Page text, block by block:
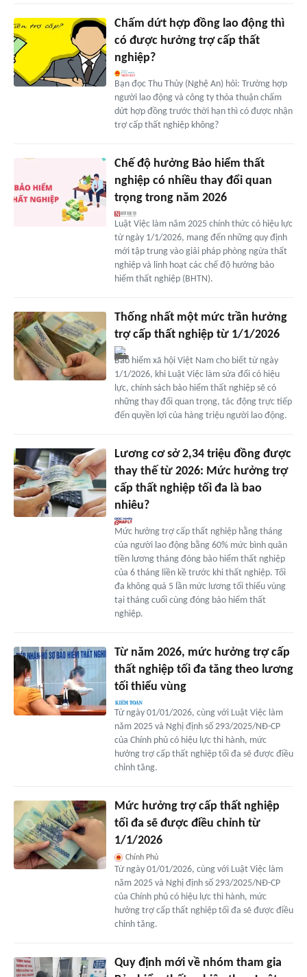
Chấm dứt hợp đồng lao động thì
có được hưởng trợ cấp thất
nghiệp?
Bạn đọc Thu Thủy (Nghệ An) hỏi: Trường hợp
người lao động và công ty thỏa thuận chấm
dứt hợp đồng trước thời hạn thì có được nhận
trợ cấp thất nghiệp không?
Chế độ hưởng Bảo hiểm thất
nghiệp có nhiều thay đổi quan
trọng trong năm 2026
Luật Việc làm năm 2025 chính thức có hiệu lực
từ ngày 1/1/2026, mang đến những quy định
mới tập trung vào giải pháp phòng ngừa thất
nghiệp và linh hoạt các chế độ hưởng bảo
hiểm thất nghiệp (BHTN).
Thống nhất một mức trần hưởng
trợ cấp thất nghiệp từ 1/1/2026
Bảo hiểm xã hội Việt Nam cho biết từ ngày
1/1/2026, khi Luật Việc làm sửa đổi có hiệu
lực, chính sách bảo hiểm thất nghiệp sẽ có
những thay đổi quan trọng, tác động trực tiếp
đến quyền lợi của hàng triệu người lao động.
Lương cơ sở 2,34 triệu đồng được
thay thế từ 2026: Mức hưởng trợ
cấp thất nghiệp tối đa là bao
nhiêu?
Mức hưởng trợ cấp thất nghiệp hằng tháng
của người lao động bằng 60% mức bình quân
tiền lương tháng đóng bảo hiểm thất nghiệp
của 6 tháng liền kề trước khi thất nghiệp. Tối
đa không quá 5 lần mức lương tối thiểu vùng
tại tháng cuối cùng đóng bảo hiểm thất
nghiệp.
Từ năm 2026, mức hưởng trợ cấp
thất nghiệp tối đa tăng theo lương
tối thiểu vùng
Từ ngày 01/01/2026, cùng với Luật Việc làm
năm 2025 và Nghị định số 293/2025/NĐ-CP
của Chính phủ có hiệu lực thi hành, mức
hưởng trợ cấp thất nghiệp tối đa sẽ được điều
chỉnh tăng.
Mức hưởng trợ cấp thất nghiệp
tối đa sẽ được điều chỉnh từ
1/1/2026
Chính Phủ
Từ ngày 01/01/2026, cùng với Luật Việc làm
năm 2025 và Nghị định số 293/2025/NĐ-CP
của Chính phủ có hiệu lực thi hành, mức
hưởng trợ cấp thất nghiệp tối đa sẽ được điều
chỉnh tăng.
Quy định mới về nhóm tham gia